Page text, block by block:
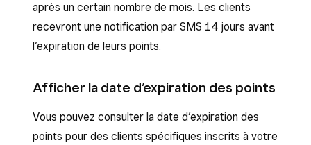
après un certain nombre de mois. Les clients
recevront une notification par SMS 14 jours avant
l’expiration de leurs points.
Afficher la date d’expiration des points
Vous pouvez consulter la date d’expiration des
points pour des clients spécifiques inscrits à votre